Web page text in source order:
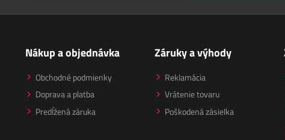
Nákup a objednávka
Obchodné podmienky
Doprava a platba
Predĺžená záruka
Záruky a výhody
Reklamácia
Vrátenie tovaru
Poškodená zásielka